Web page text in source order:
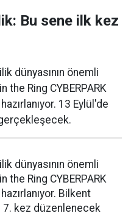
Bu sene ilk kez
dünyasının önemli
the Ring CYBERPARK
13 Eylül'de
dünyasının önemli
the Ring CYBERPARK
Bilkent
7. kez düzenlenecek